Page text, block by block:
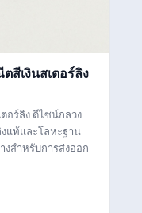
สีเงินสเตอร์ลิง
อร์ลิง ดีไซน์กลวง
แท้และโลหะฐาน
สำหรับการส่งออก